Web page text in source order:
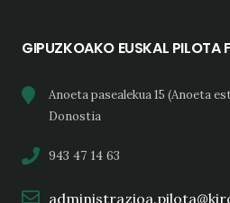
GIPUZKOAKO EUSKAL PILOTA
Anoeta pasealekua 15 (Anoeta
Donostia
943 47 14 63